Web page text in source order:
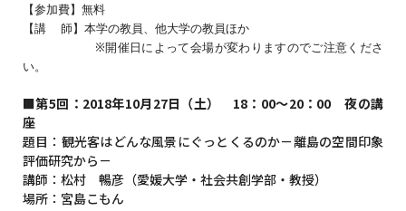
【参加費】無料
【講 師】本学の教員、他大学の教員ほか
※開催日によって会場が変わりますのでご注意くださ
い。
■第5回：2018年10月27日（土） 18：00～20：00 夜の講
座
題目：観光客はどんな風景にぐっとくるのか－離島の空間印象
評価研究から－
講師：松村 暢彦（愛媛大学・社会共創学部・教授）
場所：宮島こもん